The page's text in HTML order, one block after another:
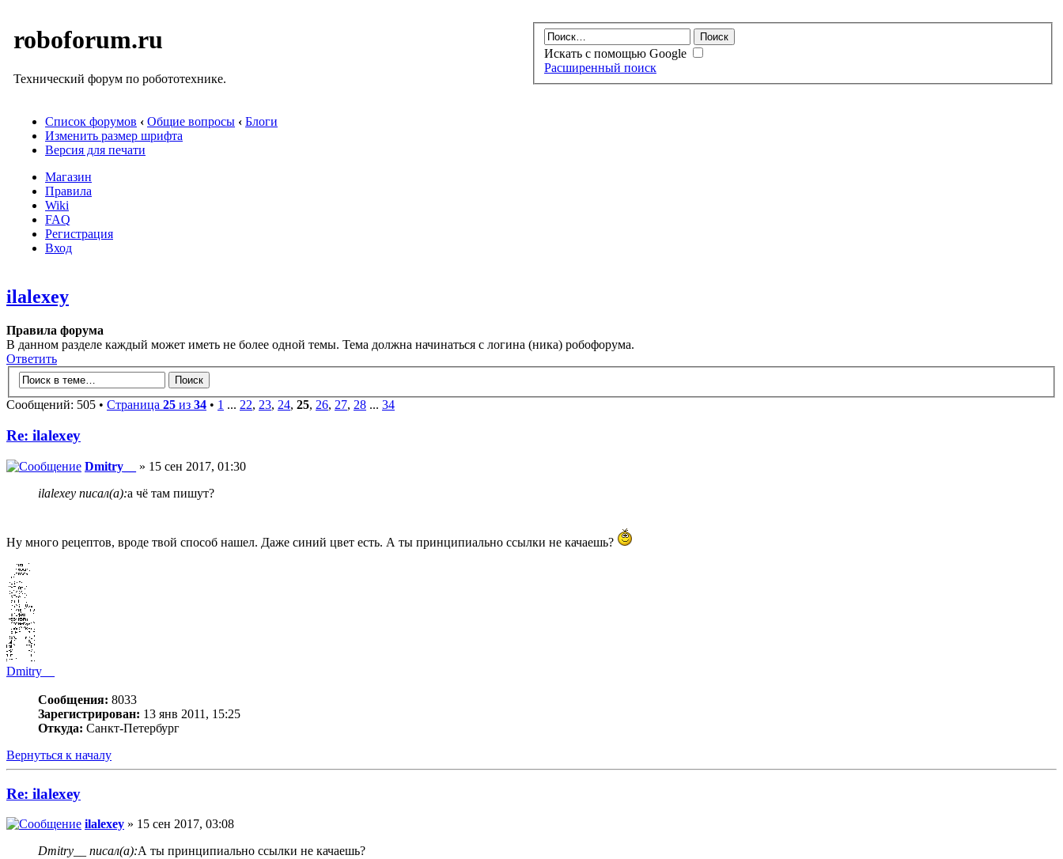
roboforum.ru
Технический форум по робототехнике.
Искать с помощью Google
Расширенный поиск
Список форумов ‹ Общие вопросы ‹ Блоги
Изменить размер шрифта
Версия для печати
Магазин
Правила
Wiki
FAQ
Регистрация
Вход
ilalexey
Правила форума
В данном разделе каждый может иметь не более одной темы. Тема должна начинаться с логина (ника) робофорума.
Ответить
Сообщений: 505 • Страница 25 из 34 • 1 ... 22, 23, 24, 25, 26, 27, 28 ... 34
Re: ilalexey
Dmitry__
» 15 сен 2017, 01:30
ilalexey писал(а):а чё там пишут?
Ну много рецептов, вроде твой способ нашел. Даже синий цвет есть. А ты принципиально ссылки не качаешь?
Dmitry__
Сообщения: 8033
Зарегистрирован: 13 янв 2011, 15:25
Откуда: Санкт-Петербург
Вернуться к началу
Re: ilalexey
ilalexey » 15 сен 2017, 03:08
Dmitry__ писал(а):А ты принципиально ссылки не качаешь?